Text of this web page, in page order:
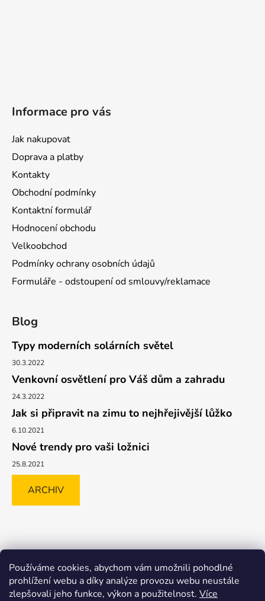
Používáme cookies, abychom vám umožnili pohodlné
prohlížení webu a díky analýze provozu webu neustále
zlepšovali jeho funkce, výkon a použitelnost. Více
Informace pro vás
Jak nakupovat
Doprava a platby
Kontakty
Obchodní podmínky
Kontaktní formulář
Hodnocení obchodu
Velkoobchod
Podmínky ochrany osobních údajů
Formuláře - odstoupení od smlouvy/reklamace
Blog
Typy moderních solárních světel
30.3.2022
Venkovní osvětlení pro Váš dům a zahradu
24.3.2022
Jak si připravit na zimu to nejhřejivější lůžko
6.10.2021
Nové trendy pro vaši ložnici
25.8.2021
ARCHIV
MALL.CZ